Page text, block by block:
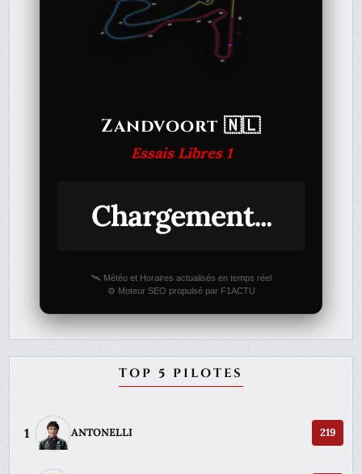
Zandvoort 🇳🇱
Essais Libres 1
Chargement...
🛰️ Météo et Horaires actualisés en temps réel
⚙️ Moteur SEO propulsé par F1ACTU
TOP 5 PILOTES
1 ANTONELLI 219